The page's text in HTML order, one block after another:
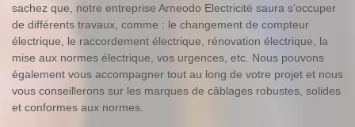
sachez que, notre entreprise Arneodo Electricité saura s’occuper
de différents travaux, comme : le changement de compteur
électrique, le raccordement électrique, rénovation électrique, la
mise aux normes électrique, vos urgences, etc. Nous pouvons
également vous accompagner tout au long de votre projet et nous
vous conseillerons sur les marques de câblages robustes, solides
et conformes aux normes.